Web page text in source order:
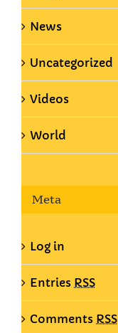
News
Uncategorized
Videos
World
Meta
Log in
Entries RSS
Comments RSS